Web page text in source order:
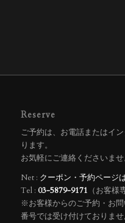
Reserve
ご予約は、お電話またはイ
ります。
お気軽にご連絡くださいませ
Net : クーポン・予約ページ
Tel : 03-5879-9171 （お客様
※お客様からのご予約・お
番号では受け付けておりませ